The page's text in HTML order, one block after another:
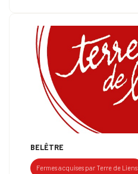
BELÊTRE
Fermes acquises par Terre de Liens